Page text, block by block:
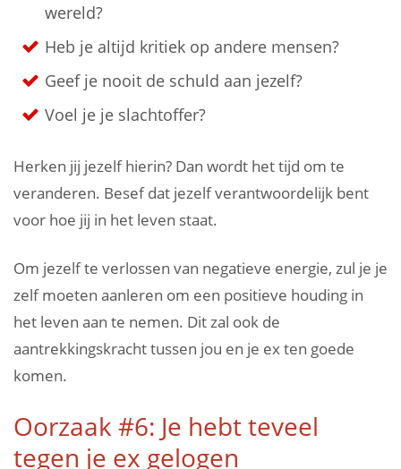
wereld?
Heb je altijd kritiek op andere mensen?
Geef je nooit de schuld aan jezelf?
Voel je je slachtoffer?
Herken jij jezelf hierin? Dan wordt het tijd om te
veranderen. Besef dat jezelf verantwoordelijk bent
voor hoe jij in het leven staat.
Om jezelf te verlossen van negatieve energie, zul je je
zelf moeten aanleren om een positieve houding in
het leven aan te nemen. Dit zal ook de
aantrekkingskracht tussen jou en je ex ten goede
komen.
Oorzaak #6: Je hebt teveel
tegen je ex gelogen